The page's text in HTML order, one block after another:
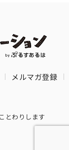
メルマガ登録
とわりします